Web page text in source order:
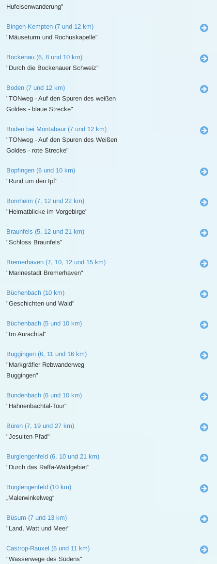
Hufeisenwanderung"
Bingen-Kempten (7 und 12 km)
"Mäuseturm und Rochuskapelle"
Bockenau (6, 8 und 10 km)
"Durch die Bockenauer Schweiz"
Boden (7 und 12 km)
"TONweg - Auf den Spuren des weißen
Goldes - blaue Strecke"
Boden bei Montabaur (7 und 12 km)
"TONweg - Auf den Spuren des Weißen
Goldes - rote Strecke"
Bopfingen (6 und 10 km)
"Rund um den Ipf"
Bornheim (7, 12 und 22 km)
"Heimatblicke im Vorgebirge"
Braunfels (5, 12 und 21 km)
"Schloss Braunfels"
Bremerhaven (7, 10, 12 und 15 km)
"Marinestadt Bremerhaven"
Büchenbach (10 km)
"Geschichten und Wald"
Büchenbach (5 und 10 km)
"Im Aurachtal"
Buggingen (6, 11 und 16 km)
"Markgräfler Rebwanderweg
Buggingen"
Bundenbach (6 und 10 km)
"Hahnenbachtal-Tour"
Büren (7, 19 und 27 km)
"Jesuiten-Pfad"
Burglengenfeld (6, 10 und 21 km)
"Durch das Raffa-Waldgebiet"
Burglengenfeld (10 km)
„Malerwinkelweg“
Büsum (7 und 13 km)
"Land, Watt und Meer"
Castrop-Rauxel (6 und 11 km)
"Wasserwege des Südens"